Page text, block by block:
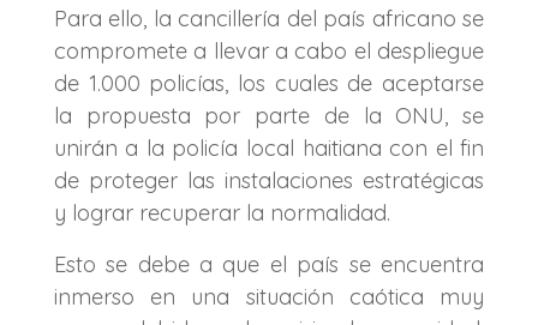
Para ello, la cancillería del país africano se
compromete a llevar a cabo el despliegue
de 1.000 policías, los cuales de aceptarse
la propuesta por parte de la ONU, se
unirán a la policía local haitiana con el fin
de proteger las instalaciones estratégicas
y lograr recuperar la normalidad.
Esto se debe a que el país se encuentra
inmerso en una situación caótica muy